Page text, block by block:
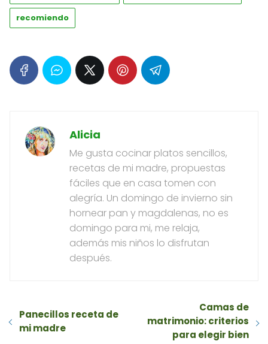
recomiendo
Alicia
Me gusta cocinar platos sencillos,
recetas de mi madre, propuestas
fáciles que en casa tomen con
alegría. Un domingo de invierno sin
hornear pan y magdalenas, no es
domingo para mi, me relaja,
además mis niños lo disfrutan
después.
Panecillos receta de
mi madre
Camas de
matrimonio: criterios
para elegir bien